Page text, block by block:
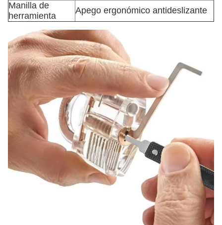
Manilla de
herramienta
Apego ergonómico antideslizante